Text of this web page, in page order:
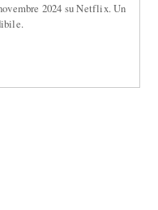
2024 su Netflix. Un